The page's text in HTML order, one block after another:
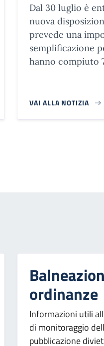
Dal 30 luglio è
nuova
prevede una
semplificazione
hanno compiuto
VAI ALLA NOTIZIA
successiva
ordinanze
Informazioni utili
di monitoraggio
pubblicazione